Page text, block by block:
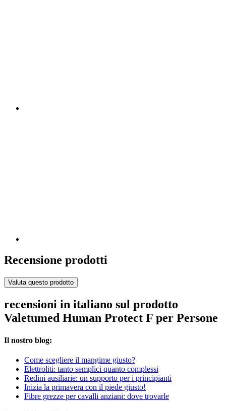
Recensione prodotti
Valuta questo prodotto
recensioni in italiano sul prodotto
Valetumed Human Protect F per Persone
Il nostro blog:
Come scegliere il mangime giusto?
Elettroliti: tanto semplici quanto complessi
Redini ausiliarie: un supporto per i principianti
Inizia la primavera con il piede giusto!
Fibre grezze per cavalli anziani: dove trovarle